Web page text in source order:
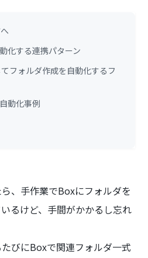
化する連携パターン
フォルダ作成を自動化するフ
動化事例
ら、手作業でBoxにフォルダを
るけど、手間がかかるし忘れ
たびにBoxで関連フォルダ一式